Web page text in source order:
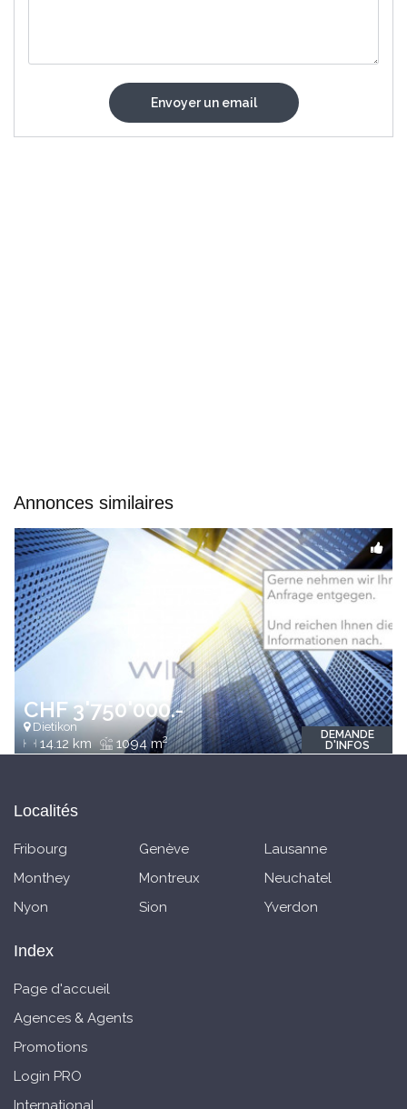
Annonces similaires
CHF 3'750'000.-
Dietikon
14.12 km 1094 m2
DEMANDE
D'INFOS
Localités
Fribourg Genève
Lausanne
Monthey
Montreux
Neuchatel
Nyon
Sion Yverdon
Index
Page d'accueil
Agences & Agents
Promotions
Login PRO
International